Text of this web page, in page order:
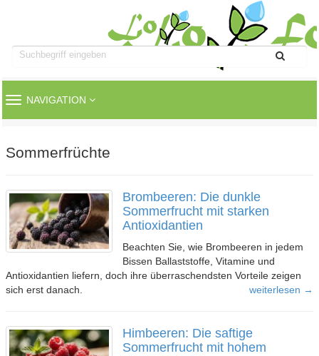
TOGGLE
NAVIGATION
Sommerfrüchte
Brombeeren: Die dunkle
Sommerfrucht mit starken
Antioxidantien
Beachten Sie, wie Brombeeren in jedem
Bissen Ballaststoffe, Vitamine und
Antioxidantien liefern, doch ihre überraschendsten Vorteile zeigen
sich erst danach.
weiterlesen →
Himbeeren: Die saftige
Sommerfrucht mit hohem